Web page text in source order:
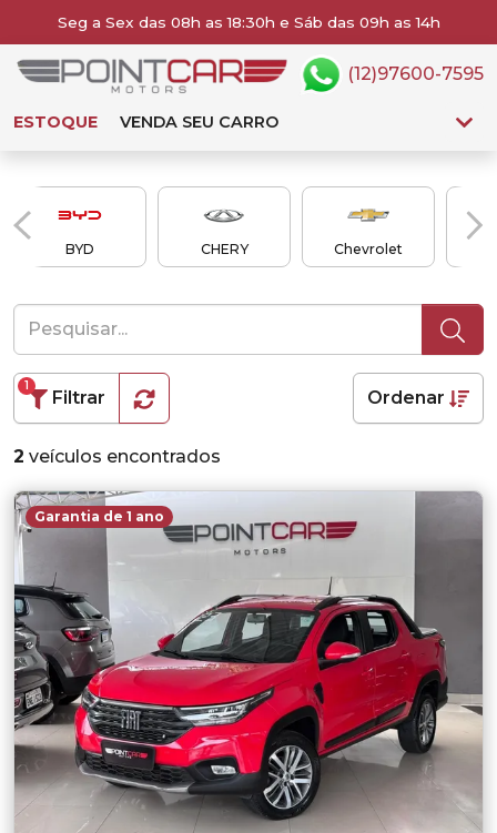
Seg a Sex das 08h as 18:30h e Sáb das 09h as 14h
ESTOQUE VENDA SEU CARRO
(12)97600-7595
BYD CHERY Chevrolet
Filtrar
1
Ordenar
2 veículos encontrados
Garantia de 1 ano